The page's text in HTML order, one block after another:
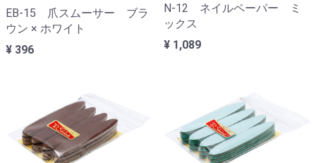
EB-15 爪スムーサー ブラ
ウン × ホワイト
¥ 396
N-12 ネイルペーパー ミ
ックス
¥ 1,089